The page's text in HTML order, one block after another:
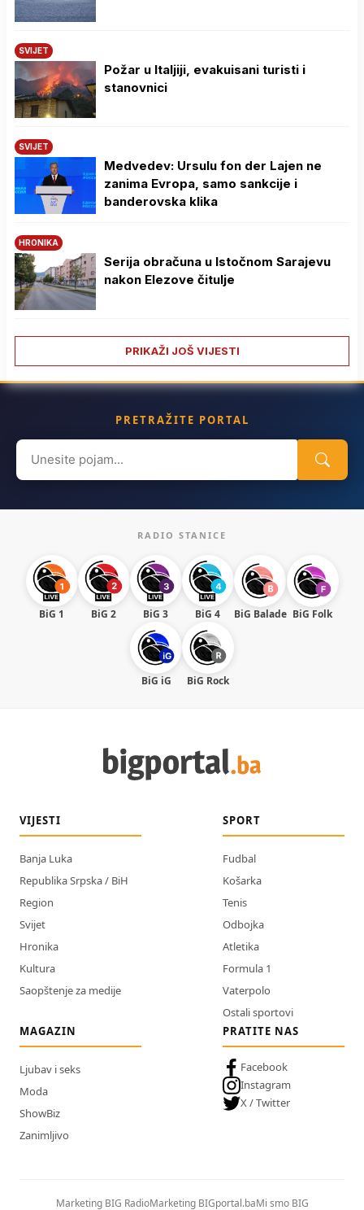
SVIJET
Požar u Italjiji, evakuisani turisti i
stanovnici
SVIJET
Medvedev: Ursulu fon der Lajen ne
zanima Evropa, samo sankcije i
banderovska klika
HRONIKA
Serija obračuna u Istočnom Sarajevu
nakon Elezove čitulje
PRIKAŽI JOŠ VIJESTI
PRETRAŽITE PORTAL
Search
for:
RADIO STANICE
BiG 1 BiG 2 BiG 3 BiG 4 BiG Balade BiG Folk
BiG iG BiG Rock
VIJESTI
Banja Luka
Republika Srpska / BiH
Region
Svijet
Hronika
Kultura
Saopštenje za medije
SPORT
Fudbal
Košarka
Tenis
Odbojka
Atletika
Formula 1
Vaterpolo
Ostali sportovi
MAGAZIN
Ljubav i seks
Moda
ShowBiz
Zanimljivo
PRATITE NAS
Facebook
Instagram
X / Twitter
Marketing BIG RadioMarketing BIGportal.baMi smo BIG